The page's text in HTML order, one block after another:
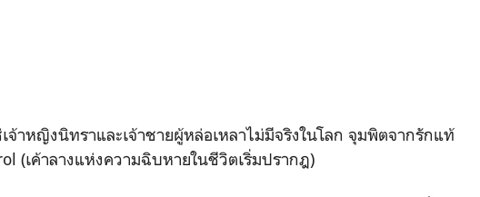
จ้าหญิงนิทราและเจ้าชายผู้หล่อเหลาไม่มีจริงในโลก จุมพิตจากรักแท้
(เค้าลางแห่งความฉิบหายในชีวิตเริ่มปรากฎ)